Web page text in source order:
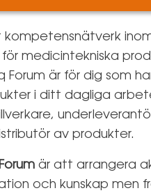
medicintekniska
Forum är för dig som
i ditt dagliga
av produkter.
är att arrangera
och kunskap men